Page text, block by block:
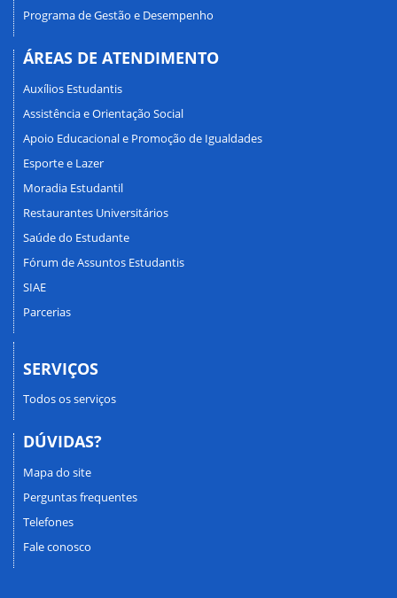
Programa de Gestão e Desempenho
ÁREAS DE ATENDIMENTO
Auxílios Estudantis
Assistência e Orientação Social
Apoio Educacional e Promoção de Igualdades
Esporte e Lazer
Moradia Estudantil
Restaurantes Universitários
Saúde do Estudante
Fórum de Assuntos Estudantis
SIAE
Parcerias
SERVIÇOS
Todos os serviços
DÚVIDAS?
Mapa do site
Perguntas frequentes
Telefones
Fale conosco